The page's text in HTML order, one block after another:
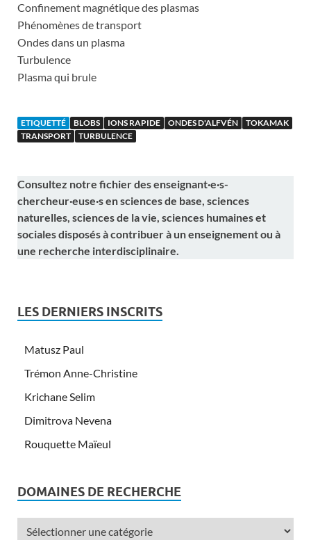
Confinement magnétique des plasmas
Phénomènes de transport
Ondes dans un plasma
Turbulence
Plasma qui brule
ETIQUETTÉ BLOBS IONS RAPIDE ONDES D'ALFVÉN
TOKAMAK
TRANSPORT
TURBULENCE
Consultez notre fichier des enseignant·e·s-
chercheur·euse·s en sciences de base, sciences
naturelles, sciences de la vie, sciences humaines et
sociales disposés à contribuer à un enseignement ou à
une recherche interdisciplinaire.
LES DERNIERS INSCRITS
Matusz Paul
Trémon Anne-Christine
Krichane Selim
Dimitrova Nevena
Rouquette Maïeul
DOMAINES DE RECHERCHE